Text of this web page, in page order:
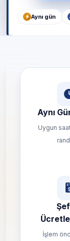
Aynı gün
Aynı
Uygun
İşlem